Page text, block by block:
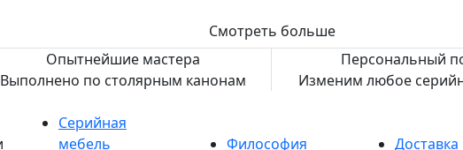
Смотреть больше
Опытнейшие мастера
Выполнено по столярным канонам
Персональный
Изменим любое
Серийная
мебель
Философия
Доставка